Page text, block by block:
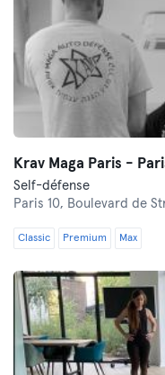
Krav Maga Paris -
Self-défense
Paris 10, Boulevard de
Classic Premium Max